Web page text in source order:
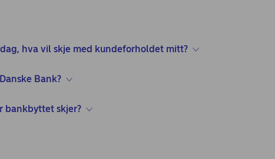
hva vil skje med kundeforholdet mitt?
Bank?
bankbyttet skjer?